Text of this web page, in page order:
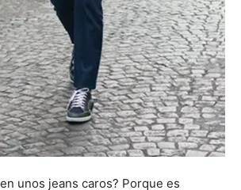
unos jeans caros? Porque es